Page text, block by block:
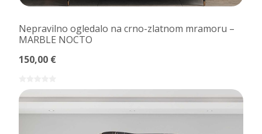
Nepravilno ogledalo na crno-zlatnom mramoru –
MARBLE NOCTO
150,00 €